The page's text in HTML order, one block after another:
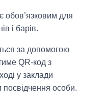
обов’язковим для
і барів.
за допомогою
QR-код з
у заклади
посвідчення особи.